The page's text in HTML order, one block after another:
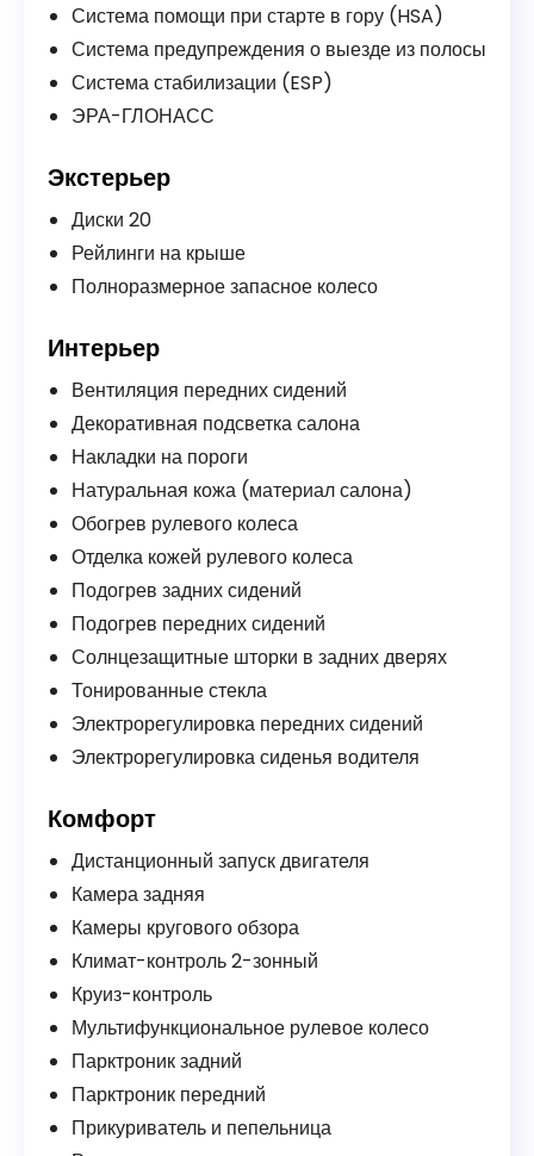
Система помощи при старте в гору (HSA)
Система предупреждения о выезде из полосы
Система стабилизации (ESP)
ЭРА-ГЛОНАСС
Экстерьер
Диски 20
Рейлинги на крыше
Полноразмерное запасное колесо
Интерьер
Вентиляция передних сидений
Декоративная подсветка салона
Накладки на пороги
Натуральная кожа (материал салона)
Обогрев рулевого колеса
Отделка кожей рулевого колеса
Подогрев задних сидений
Подогрев передних сидений
Солнцезащитные шторки в задних дверях
Тонированные стекла
Электрорегулировка передних сидений
Электрорегулировка сиденья водителя
Комфорт
Дистанционный запуск двигателя
Камера задняя
Камеры кругового обзора
Климат-контроль 2-зонный
Круиз-контроль
Мультифункциональное рулевое колесо
Парктроник задний
Парктроник передний
Прикуриватель и пепельница